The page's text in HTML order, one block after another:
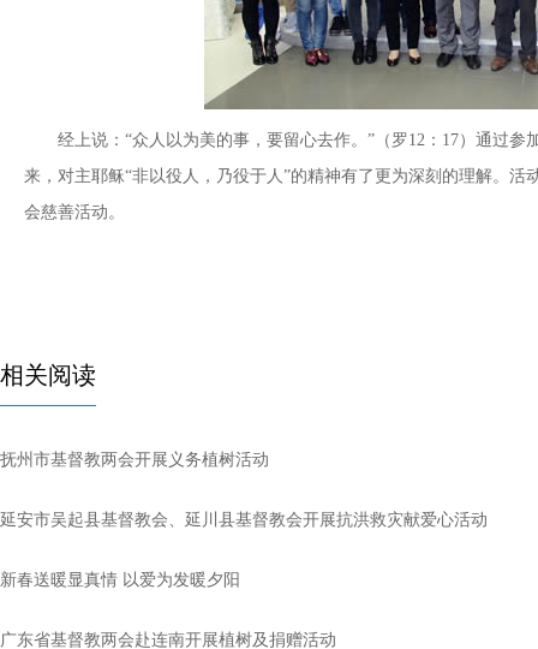
经上说：“众人以为美的事，要留心去作。”（罗12：17）通过参
来，对主耶稣“非以役人，乃役于人”的精神有了更为深刻的理解。
会慈善活动。
相关阅读
抚州市基督教两会开展义务植树活动
延安市吴起县基督教会、延川县基督教会开展抗洪救灾献爱心活动
新春送暖显真情 以爱为发暖夕阳
广东省基督教两会赴连南开展植树及捐赠活动